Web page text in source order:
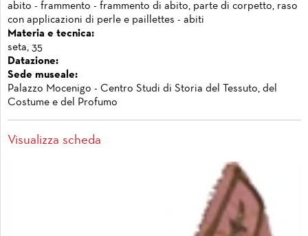
abito - frammento - frammento di abito, parte di corpetto, raso
con applicazioni di perle e paillettes - abiti
Materia e tecnica:
seta, 35
Datazione:
Sede museale:
Palazzo Mocenigo - Centro Studi di Storia del Tessuto, del
Costume e del Profumo
Visualizza scheda